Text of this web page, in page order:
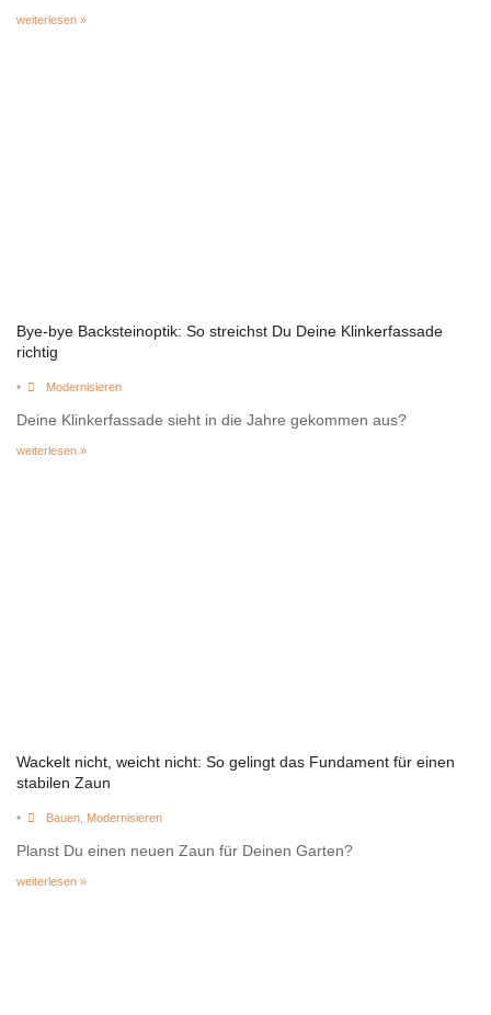
weiterlesen »
Bye-bye Backsteinoptik: So streichst Du Deine Klinkerfassade
richtig
• Modernisieren
Deine Klinkerfassade sieht in die Jahre gekommen aus?
weiterlesen »
Wackelt nicht, weicht nicht: So gelingt das Fundament für einen
stabilen Zaun
• Bauen, Modernisieren
Planst Du einen neuen Zaun für Deinen Garten?
weiterlesen »